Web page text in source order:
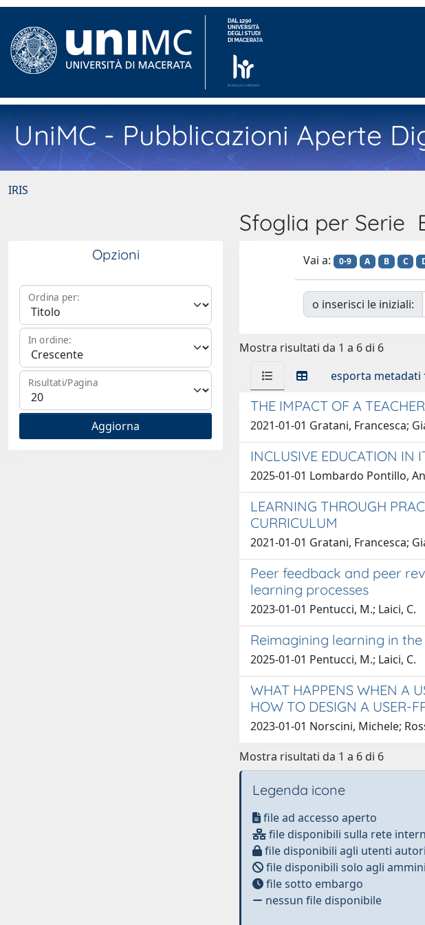
UniMC - Pubblicazioni Aperte
IRIS
Sfoglia per Serie
Opzioni
Ordina per:
In ordine:
Risultati/Pagina
Vai a: 0-9 A B C
o inserisci le iniziali:
Mostra risultati da 1 a 6 di 6
esporta metadati
THE IMPACT OF A
2021-01-01 Gratani, Francesca;
INCLUSIVE EDUCATION IN
2025-01-01 Lombardo Pontillo,
LEARNING THROUGH
CURRICULUM
2021-01-01 Gratani, Francesca;
Peer feedback and peer
learning processes
2023-01-01 Pentucci, M.; Laici, C.
Reimagining learning in
2025-01-01 Pentucci, M.; Laici, C.
WHAT HAPPENS WHEN A
HOW TO DESIGN A USER-
2023-01-01 Norscini, Michele;
Mostra risultati da 1 a 6 di 6
Legenda icone
file ad accesso aperto
file disponibili sulla rete
file disponibili agli utenti
file disponibili solo agli
file sotto embargo
nessun file disponibile